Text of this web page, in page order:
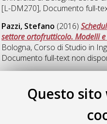
Questo
[L-DM270], Documento full-
Pazzi, Stefano (2016)
settore ortofrutticolo. Modelli
Bologna, Corso di Studio in
Documento full-text non
Laurea
(2016)